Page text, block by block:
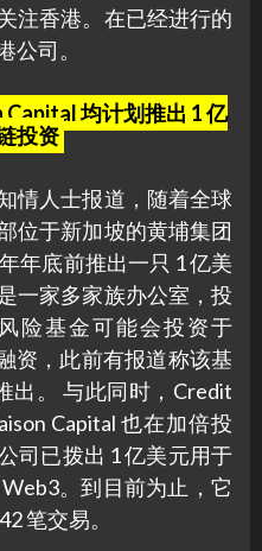
注香港。在已经进行的
公司。
均计划推出 1 亿
投资
情人士报道，随着全球
位于新加坡的黄埔集团
年底前推出一只 1 亿美
一家多家族办公室，投
险基金可能会投资于
资，此前有报道称该基
出。 与此同时，Credit
Capital 也在加倍投
司已拨出 1 亿美元用于
。到目前为止，它
笔交易。